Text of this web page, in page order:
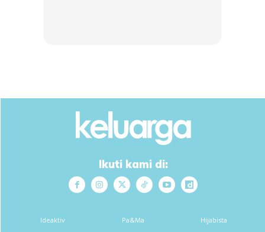
menentang arus perdana (kelainan) boleh jadikan ini
sebagai inspirasi mana tahu idea korang lagi power untuk
Ikuti kami di:
Ideaktiv Pa&Ma Hijabista